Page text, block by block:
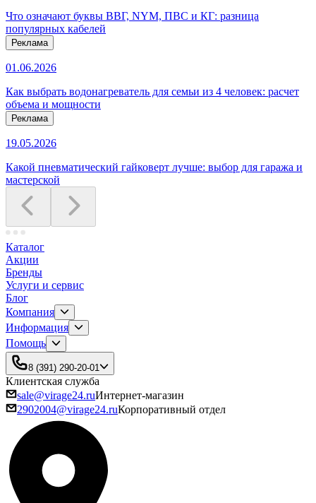
Что означают буквы ВВГ, NYM, ПВС и КГ: разница
популярных кабелей
Реклама
01.06.2026
Как выбрать водонагреватель для семьи из 4 человек: расчет
объема и мощности
Реклама
19.05.2026
Какой пневматический гайковерт лучше: выбор для гаража и
мастерской
Каталог
Акции
Бренды
Услуги и сервис
Блог
Компания
Информация
Помощь
8 (391) 290-20-01
Клиентская служба
sale@virage24.ruИнтернет-магазин
2902004@virage24.ruКорпоративный отдел